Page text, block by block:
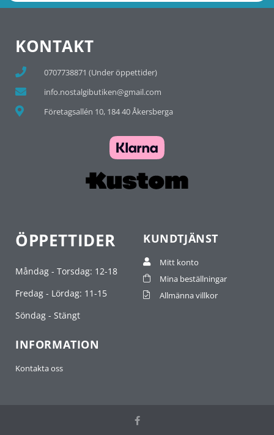
KONTAKT
0707738871 (Under öppettider)
info.nostalgibutiken@gmail.com
Företagsallén 10, 184 40 Åkersberga
ÖPPETTIDER
Måndag - Torsdag: 12-18
Fredag - Lördag: 11-15
Söndag - Stängt
KUNDTJÄNST
Mitt konto
Mina beställningar
Allmänna villkor
INFORMATION
Kontakta oss